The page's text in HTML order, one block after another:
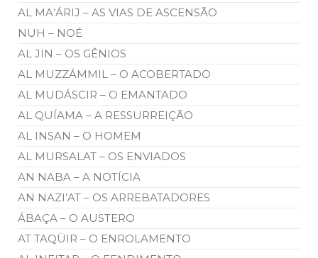
AL MA’ÁRIJ – AS VIAS DE ASCENSÃO
NUH – NOÉ
AL JIN – OS GÊNIOS
AL MUZZÁMMIL – O ACOBERTADO
AL MUDÁSCIR – O EMANTADO
AL QUÍAMA – A RESSURREIÇÃO
AL INSAN – O HOMEM
AL MURSALAT – OS ENVIADOS
AN NABA – A NOTÍCIA
AN NAZI’AT – OS ARREBATADORES
ÁBAÇA – O AUSTERO
AT TAQÜIR – O ENROLAMENTO